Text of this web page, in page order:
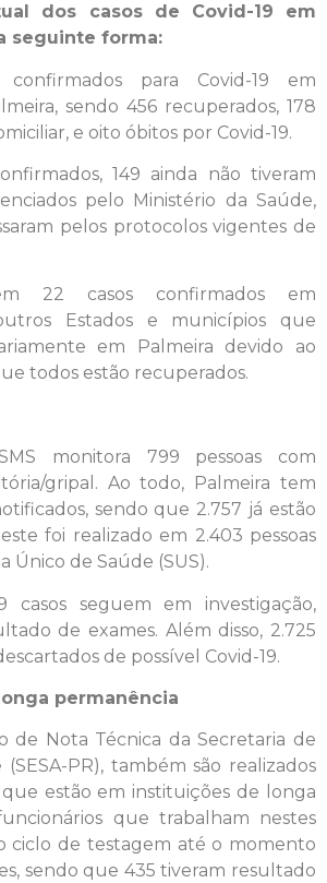
dos casos de Covid-19 em
seguinte forma:
para Covid-19 em
sendo 456 recuperados, 178
e oito óbitos por Covid-19.
149 ainda não tiveram
pelo Ministério da Saúde,
pelos protocolos vigentes de
22 casos confirmados em
Estados e municípios que
em Palmeira devido ao
todos estão recuperados.
monitora 799 pessoas com
gripal. Ao todo, Palmeira tem
sendo que 2.757 já estão
foi realizado em 2.403 pessoas
Único de Saúde (SUS).
casos seguem em investigação,
de exames. Além disso, 2.725
de possível Covid-19.
permanência
de Nota Técnica da Secretaria de
(SESA-PR), também são realizados
estão em instituições de longa
que trabalham nestes
ciclo de testagem até o momento
sendo que 435 tiveram resultado